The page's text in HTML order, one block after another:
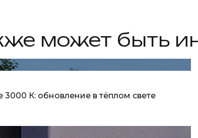
может быть
К: обновление в тёплом свете